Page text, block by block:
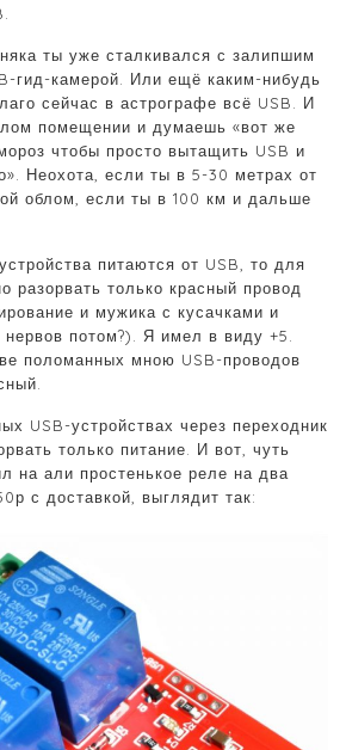
ты уже сталкивался с залипшим
гид-камерой. Или ещё каким-нибудь
сейчас в астрографе всё USB. И
помещении и думаешь «вот же
чтобы просто вытащить USB и
Неохота, если ты в 5-30 метрах от
облом, если ты в 100 км и дальше
питаются от USB, то для
разорвать только красный провод
и мужика с кусачками и
потом?). Я имел в виду +5.
поломанных мною USB-проводов
USB-устройствах через переходник
только питание. И вот, чуть
на али простенькое реле на два
с доставкой, выглядит так: